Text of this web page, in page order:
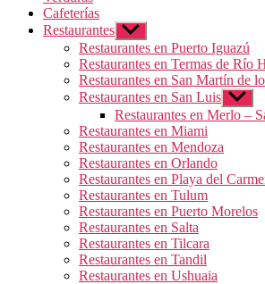
Cafeterías
Restaurantes Mostrar
el
submenú
Restaurantes en Puerto Iguazú
Restaurantes en Termas de Río
Restaurantes en San Martín de
Restaurantes en San Luis Mostrar
el
Restaurantes en Merlo –
Restaurantes en Miami
Restaurantes en Mendoza
Restaurantes en Orlando
Restaurantes en Playa del
Restaurantes en Tulum
Restaurantes en Puerto Morelos
Restaurantes en Salta
Restaurantes en Tilcara
Restaurantes en Tandil
Restaurantes en Ushuaia